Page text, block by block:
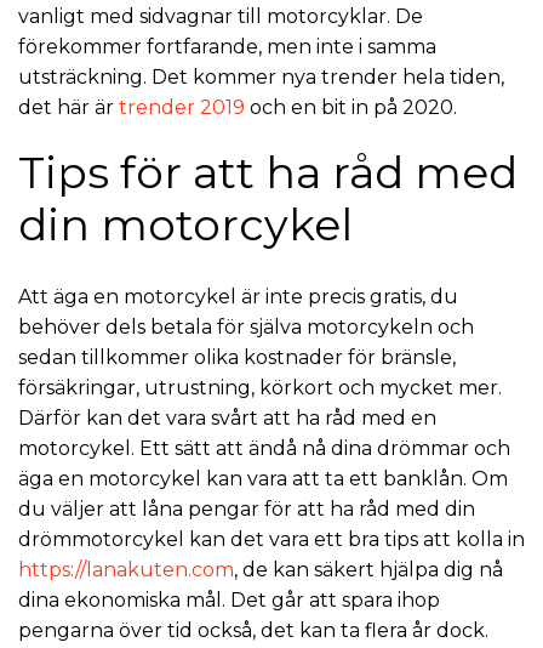
vanligt med sidvagnar till motorcyklar. De
förekommer fortfarande, men inte i samma
utsträckning. Det kommer nya trender hela tiden,
det här är trender 2019 och en bit in på 2020.
Tips för att ha råd med
din motorcykel
Att äga en motorcykel är inte precis gratis, du
behöver dels betala för själva motorcykeln och
sedan tillkommer olika kostnader för bränsle,
försäkringar, utrustning, körkort och mycket mer.
Därför kan det vara svårt att ha råd med en
motorcykel. Ett sätt att ändå nå dina drömmar och
äga en motorcykel kan vara att ta ett banklån. Om
du väljer att låna pengar för att ha råd med din
drömmotorcykel kan det vara ett bra tips att kolla in
https://lanakuten.com, de kan säkert hjälpa dig nå
dina ekonomiska mål. Det går att spara ihop
pengarna över tid också, det kan ta flera år dock.